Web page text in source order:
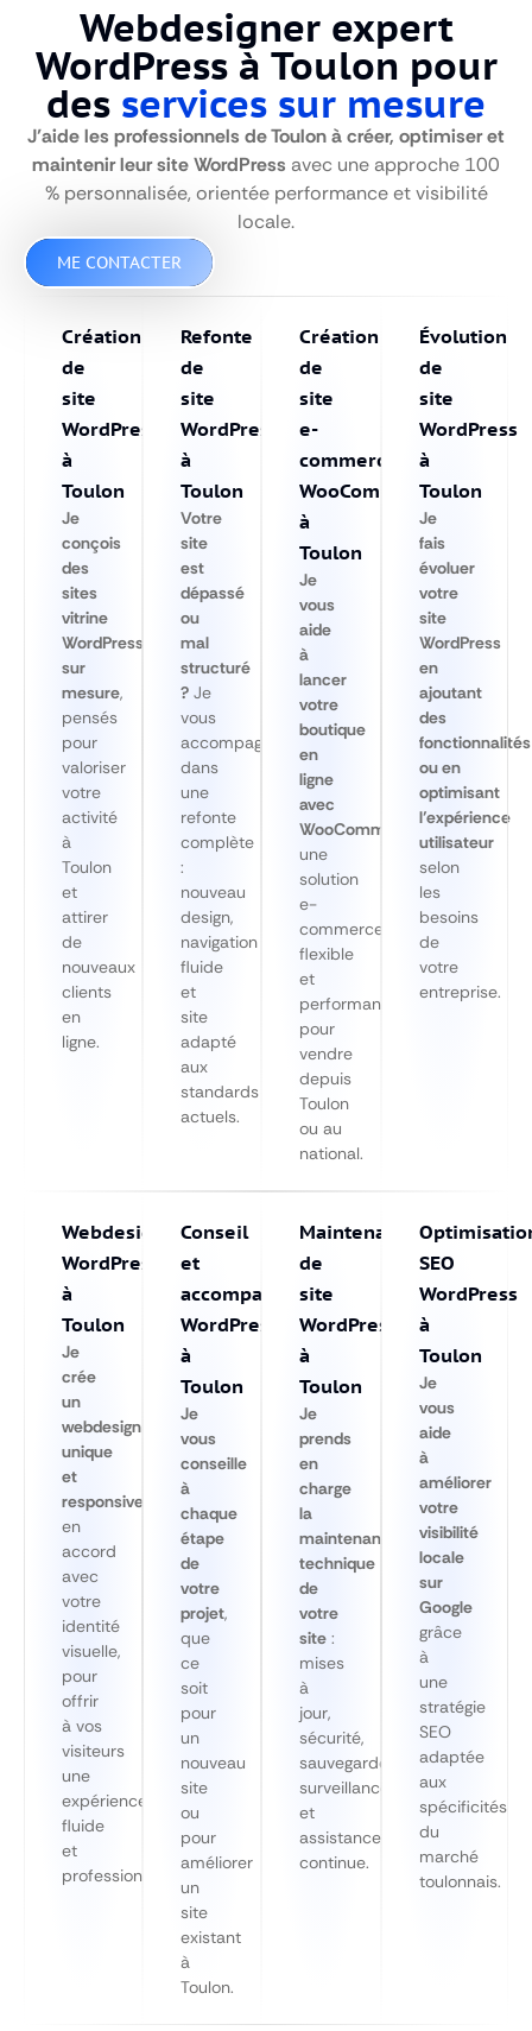
Webdesigner expert
WordPress à Toulon pour
des services sur mesure
J’aide les professionnels de Toulon à créer, optimiser et
maintenir leur site WordPress avec une approche 100
% personnalisée, orientée performance et visibilité
locale.
ME CONTACTER
Création
de
site
WordPress
à
Toulon
Je
conçois
des
sites
vitrine
WordPress
sur
mesure,
pensés
pour
valoriser
votre
activité
à
Toulon
et
attirer
de
nouveaux
clients
en
ligne.
Refonte
de
site
WordPress
à
Toulon
Votre
site
est
dépassé
ou
mal
structuré
? Je
vous
accompagne
dans
une
refonte
complète
:
nouveau
design,
navigation
fluide
et
site
adapté
aux
standards
actuels.
Création
de
site
e-
commerce
WooCommerce
à
Toulon
Je
vous
aide
à
lancer
votre
boutique
en
ligne
avec
WooCommerce,
une
solution
e-
commerce
flexible
et
performante
pour
vendre
depuis
Toulon
ou au
national.
Évolution
de
site
WordPress
à
Toulon
Je
fais
évoluer
votre
site
WordPress
en
ajoutant
des
fonctionnalités
ou en
optimisant
l’expérience
utilisateur
selon
les
besoins
de
votre
entreprise.
Webdesign
WordPress
à
Toulon
Je
crée
un
webdesign
unique
et
responsive
en
accord
avec
votre
identité
visuelle,
pour
offrir
à vos
visiteurs
une
expérience
fluide
et
professionnelle.
Conseil
et
accompagnement
WordPress
à
Toulon
Je
vous
conseille
à
chaque
étape
de
votre
projet,
que
ce
soit
pour
un
nouveau
site
ou
pour
améliorer
un
site
existant
à
Toulon.
Maintenance
de
site
WordPress
à
Toulon
Je
prends
en
charge
la
maintenance
technique
de
votre
site :
mises
à
jour,
sécurité,
sauvegardes,
surveillance
et
assistance
continue.
SEO
WordPress
à
Toulon
Je
vous
aide
à
améliorer
votre
visibilité
locale
sur
Google
grâce
à
une
stratégie
SEO
adaptée
aux
spécificités
du
marché
toulonnais.